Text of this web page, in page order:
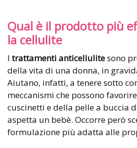
Qual è il prodotto più
la cellulite
I trattamenti anticellulitesono
della vita di una donna, in
Aiutano, infatti, a tenere sotto
meccanismi che possono
cuscinetti e della pelle a buccia
aspetta un bebè. Occorre però
formulazione più adatta alle